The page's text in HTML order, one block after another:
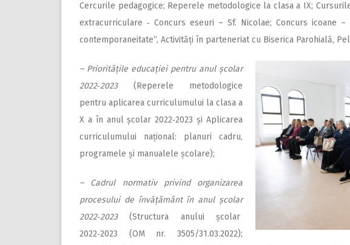
Cercurile pe­­dagogice; Reperele me­todologice la clasa a IX;
ex­­tracurriculare ‑ Con­­curs eseuri – Sf. Ni­­co­lae; Concurs icoa­ne –
contem­po­raneitate“, Activități în partene­riat cu Biserica Parohială,
– Prioritățile educației pentru anul școlar
2022‑2023(Reperele metodologice
pentru aplicarea curriculumului la clasa a
X a în anul școlar 2022‑2023 și Aplicarea
curriculumului național: planuri cadru,
programele și manualele școlare);
– Cadrul normativ privind organizarea
procesului de învăță­mânt în anul școlar
2022‑2023(Structura anului școlar
2022‑2023 (OM nr. 3505/31.03.2022);